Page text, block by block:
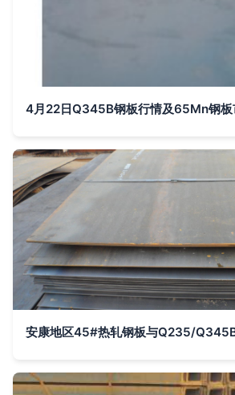
4月22日Q345B钢板行情及65Mn钢板